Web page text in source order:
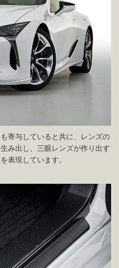
寄与していると共に、レンズの
み出し、三眼レンズが作り出す
表現しています。